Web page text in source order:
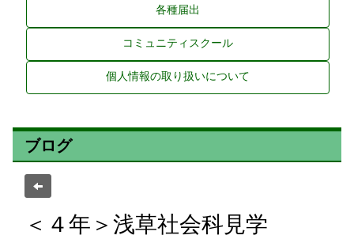
各種届出
コミュニティスクール
個人情報の取り扱いについて
ブログ
＜４年＞浅草社会科見学